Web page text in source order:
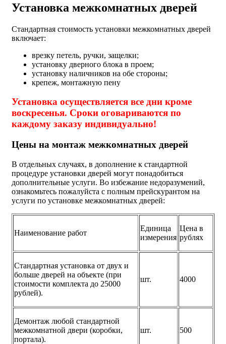
Установка межкомнатных дверей
Стандартная стоимость установки межкомнатных дверей
включает:
врезку петель, ручки, защелки;
установку дверного блока в проем;
установку наличников на обе стороны;
крепеж, монтажную пену
Установка осуществляется все дни кроме
воскресенья. Сроки оговариваются по
каждому заказу индивидуально!
Цены на монтаж межкомнатных дверей
В отдельных случаях, в дополнение к стандартной
процедуре установки дверей могут понадобиться
дополнительные услуги. Во избежание недоразумений,
ознакомьтесь пожалуйста с полным прейскурантом на
услуги по установке межкомнатных дверей:
Наименование работ
Единица
измерения
Цена в
рублях
Стандартная установка от двух и
больше дверей на объекте (при
стоимости комплекта до 25000
рублей).
шт. 4000
Демонтаж любой стандартной
межкомнатной двери (коробки,
портала).
шт. 500